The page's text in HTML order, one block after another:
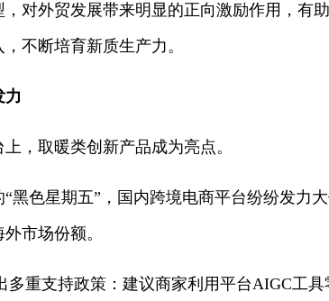
对外贸发展带来明显的正向激励作用，有
不断培育新质生产力。
力
，取暖类创新产品成为亮点。
“黑色星期五”，国内跨境电商平台纷纷发力
市场份额。
多重支持政策：建议商家利用平台AIGC工